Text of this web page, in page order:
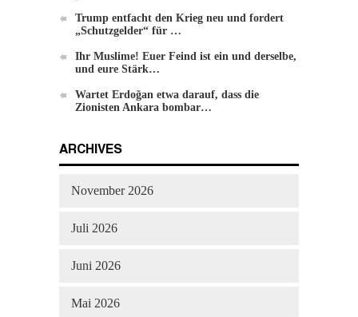
Die Methode von Hizb-ut-Tahrir zur
Veränderung
Trump entfacht den Krieg neu und fordert
„Schutzgelder“ für …
Ihr Muslime! Euer Feind ist ein und derselbe,
und eure Stärk…
Wartet Erdoğan etwa darauf, dass die
Zionisten Ankara bombar…
ARCHIVES
November 2026
Juli 2026
Juni 2026
Mai 2026